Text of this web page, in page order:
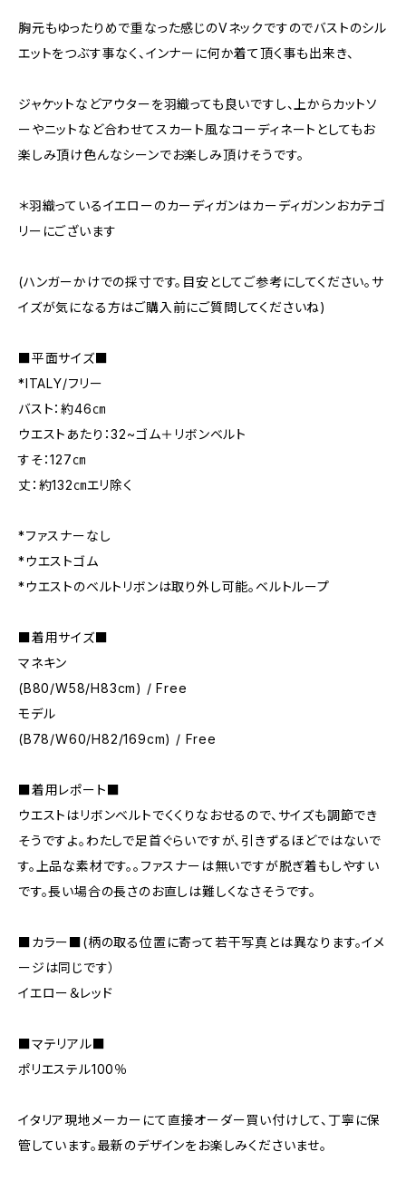
胸元もゆったりめで重なった感じのVネックですのでバストのシル
エットをつぶす事なく、インナーに何か着て頂く事も出来き、
ジャケットなどアウターを羽織っても良いですし、上からカットソ
ーやニットなど合わせてスカート風なコーディネートとしてもお
楽しみ頂け色んなシーンでお楽しみ頂けそうです。
＊羽織っているイエローのカーディガンはカーディガンンおカテゴ
リーにございます
(ハンガーかけでの採寸です。目安としてご参考にしてください。サ
イズが気になる方はご購入前にご質問してくださいね)
■平面サイズ■
*ITALY/フリー
バスト：約46㎝
ウエストあたり：32~ゴム＋リボンベルト
すそ：127㎝
丈：約132㎝エリ除く
*ファスナーなし
*ウエストゴム
*ウエストのベルトリボンは取り外し可能。ベルトループ
■着用サイズ■
マネキン
(B80/W58/H83cm) / Free
モデル
(B78/W60/H82/169cm) / Free
■着用レポート■
ウエストはリボンベルトでくくりなおせるので、サイズも調節でき
そうですよ。わたしで足首ぐらいですが、引きずるほどではないで
す。上品な素材です。。ファスナーは無いですが脱ぎ着もしやすい
です。長い場合の長さのお直しは難しくなさそうです。
■カラー■(柄の取る位置に寄って若干写真とは異なります。イメ
ージは同じです）
イエロー＆レッド
■マテリアル■
ポリエステル100％
イタリア現地メーカーにて直接オーダー買い付けして、丁寧に保
管しています。最新のデザインをお楽しみくださいませ。